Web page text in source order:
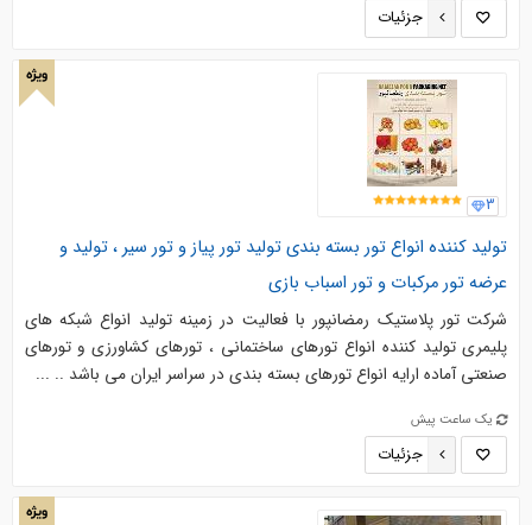
جزئیات
ویژه
3
توليد کننده انواع تور بسته بندی تولید تور پیاز و تور سیر ، تولید و
عرضه تور مرکبات و تور اسباب بازی
شرکت تور پلاستیک رمضانپور با فعالیت در زمینه تولید انواع شبکه های
پلیمری تولید کننده انواع تورهای ساختمانی ، تورهای کشاورزی و تورهای
صنعتی آماده ارایه انواع تورهای بسته بندی در سراسر ایران می باشد .. ...
یک ساعت پیش
جزئیات
ویژه